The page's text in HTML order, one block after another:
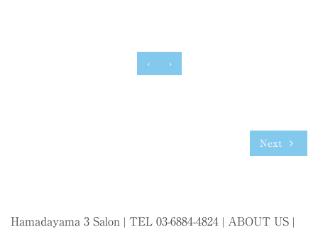
‹ ›
Next
Hamadayama 3 Salon | TEL 03-6884-4824 | ABOUT US |